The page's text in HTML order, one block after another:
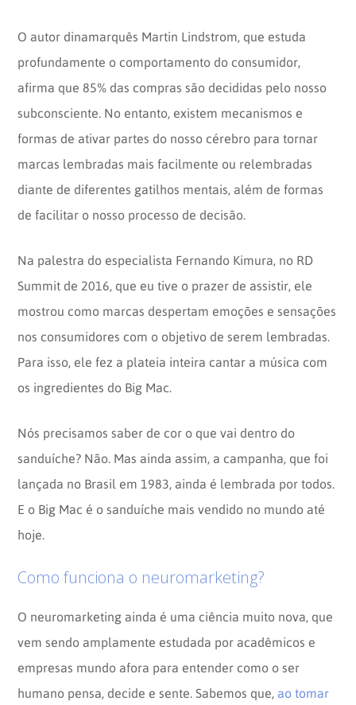
O autor dinamarquês Martin Lindstrom, que estuda
profundamente o comportamento do consumidor,
afirma que 85% das compras são decididas pelo nosso
subconsciente. No entanto, existem mecanismos e
formas de ativar partes do nosso cérebro para tornar
marcas lembradas mais facilmente ou relembradas
diante de diferentes gatilhos mentais, além de formas
de facilitar o nosso processo de decisão.
Na palestra do especialista Fernando Kimura, no RD
Summit de 2016, que eu tive o prazer de assistir, ele
mostrou como marcas despertam emoções e sensações
nos consumidores com o objetivo de serem lembradas.
Para isso, ele fez a plateia inteira cantar a música com
os ingredientes do Big Mac.
Nós precisamos saber de cor o que vai dentro do
sanduíche? Não. Mas ainda assim, a campanha, que foi
lançada no Brasil em 1983, ainda é lembrada por todos.
E o Big Mac é o sanduíche mais vendido no mundo até
hoje.
Como funciona o neuromarketing?
O neuromarketing ainda é uma ciência muito nova, que
vem sendo amplamente estudada por acadêmicos e
empresas mundo afora para entender como o ser
humano pensa, decide e sente. Sabemos que,ao tomar